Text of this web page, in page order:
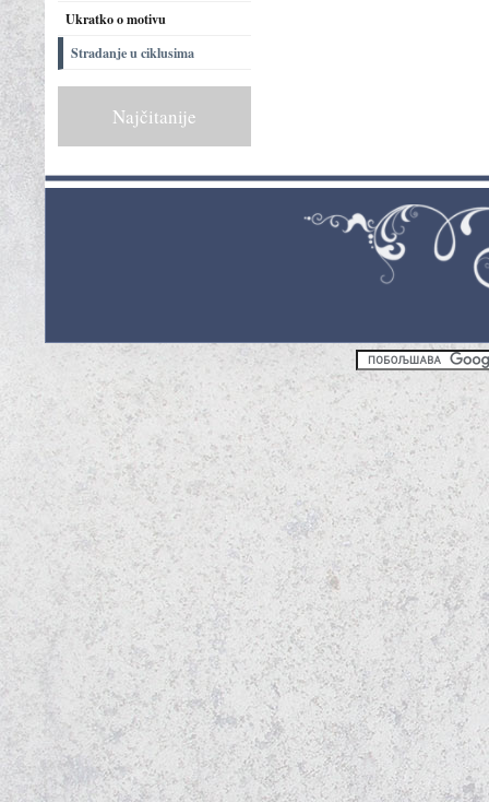
Ukratko o motivu
Stradanje u ciklusima
Najčitanije